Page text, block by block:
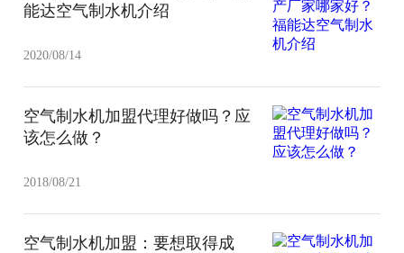
能达空气制水机介绍
2020/08/14
空气制水机加盟代理好做吗？应
该怎么做？
2018/08/21
空气制水机加盟：要想取得成